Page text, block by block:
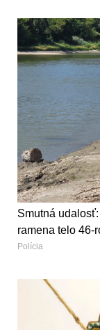
Smutná
ramena telo 46-
Polícia